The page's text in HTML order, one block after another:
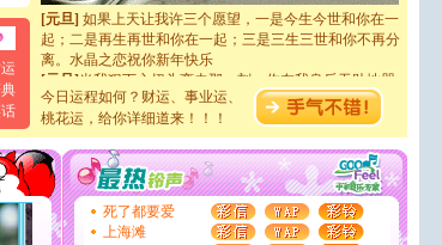
[元旦] 如果上天让我许三个愿望，一是今生今世和你在一
起；二是再生再世和你在一起；三是三生三世和你不再分
离。水晶之恋祝你新年快乐
[元旦] 当我狠下心扭头离去那一刻，你在我身后无助地哭
泣，这痛楚让我明白我多么爱你。我转身抱住你：这猪不
卖了。水晶之恋祝你新年快乐。
颜！冬去春来似水如烟，劳碌人生需尽欢！听一曲轻歌，
道一声平安！新年吉祥万事如愿
[春节]传说薰衣草有四片叶子：第一片叶子是信仰，第二
片叶子是希望，第三片叶子是爱情，第四片叶子是幸运。
送你一棵薰衣草，愿你新年快乐！
今日运程如何？财运、事业运、
桃花运，给你详细道来！！！
死了都要爱
上海滩